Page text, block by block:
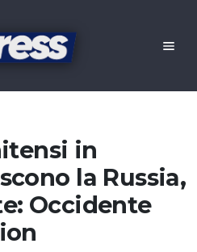
in
la Russia,
Occidente